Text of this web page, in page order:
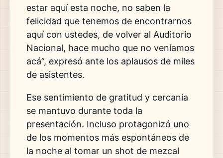
estar aquí esta noche, no saben la
felicidad que tenemos de encontrarnos
aquí con ustedes, de volver al Auditorio
Nacional, hace mucho que no veníamos
acá”, expresó ante los aplausos de miles
de asistentes.
Ese sentimiento de gratitud y cercanía
se mantuvo durante toda la
presentación. Incluso protagonizó uno
de los momentos más espontáneos de
la noche al tomar un shot de mezcal